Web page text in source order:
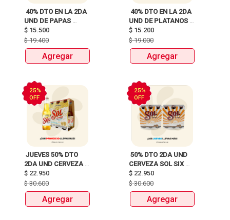
40% DTO EN LA 2DA
UND DE PAPAS
MARGARITA RECETA
CLASICA X 120G Y
115G
$ 15.500
$19.400
Agregar
40% DTO EN LA 2DA
UND DE PLATANOS
MARCA NATUCHIPS
$ 15.200
$19.000
Agregar
25%
OFF
JUEVES 50% DTO
2DA UND CERVEZA
ANDINA, SOL,
HEINEKEN, MILLER, 3
CORDILLERAS
$ 22.950
$30.600
Agregar
25%
OFF
50% DTO 2DA UND
CERVEZA SOL SIX
PACK
$ 22.950
$30.600
Agregar